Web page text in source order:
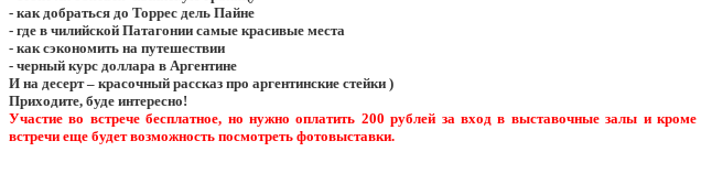
- как добраться до Торрес дель Пайне
- где в чилийской Патагонии самые красивые места
- как сэкономить на путешествии
- черный курс доллара в Аргентине
И на десерт – красочный рассказ про аргентинские стейки )
Приходите, буде интересно!
Участие во встрече бесплатное, но нужно оплатить 200 рублей за вход в выставочные залы и кроме
встречи еще будет возможность посмотреть фотовыставки.